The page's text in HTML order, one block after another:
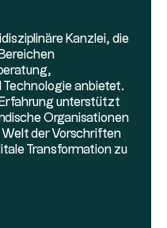
Kanzlei, die
anbietet.
unterstützt
Organisationen
Welt der Vorschriften
Transformation zu